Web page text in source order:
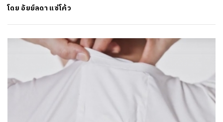
โดย อัยย์ลดา แซ่โค้ว